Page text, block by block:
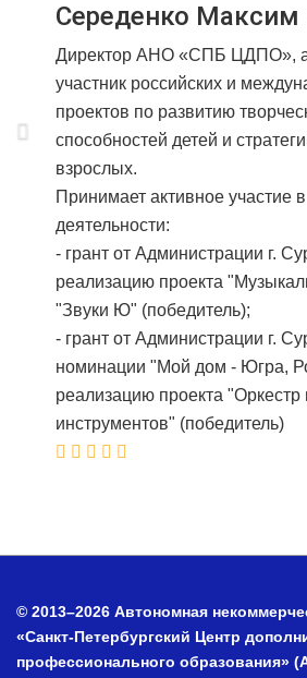
Середенко
Директор АНО «СПБ ЦДПО»,
участник российских и
проектов по развитию
способностей детей и
взрослых.
Принимает активное участие
деятельности:
- грант от Администрации г.
реализацию проекта
"Звуки Ю" (победитель);
- грант от Администрации г.
номинации "Мой дом - Югра,
реализацию проекта
инструментов" (победитель)
© 2013–2026 Автономная
«Санкт-Петербургский Центр
профессионального образования»